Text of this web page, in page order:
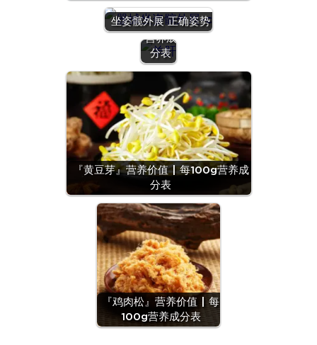
坐姿髋外展 正确姿势
| 每
100g
营养成
分表
『黄豆芽』营养价值 | 每100g营养成
分表
『鸡肉松』营养价值 | 每
100g营养成分表